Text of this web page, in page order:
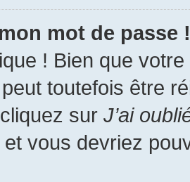
mot de passe !
! Bien que
toutefois être
sur J’ai
vous devriez